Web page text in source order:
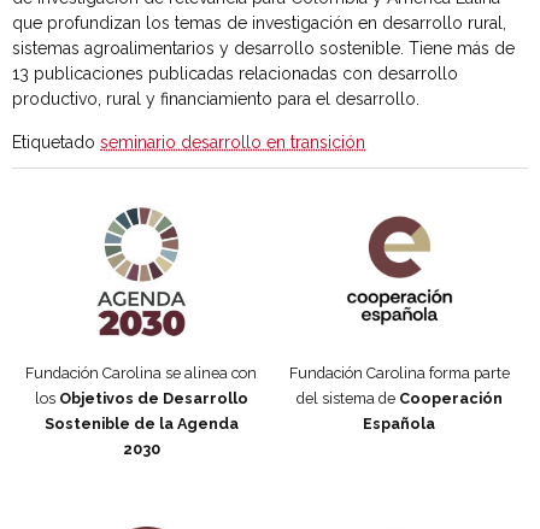
que profundizan los temas de investigación en desarrollo rural,
sistemas agroalimentarios y desarrollo sostenible. Tiene más de
13 publicaciones publicadas relacionadas con desarrollo
productivo, rural y financiamiento para el desarrollo.
Etiquetado seminario desarrollo en transición
Fundación Carolina se alinea con
los Objetivos de Desarrollo
Sostenible de la Agenda
2030
Fundación Carolina forma parte
del sistema de Cooperación
Española